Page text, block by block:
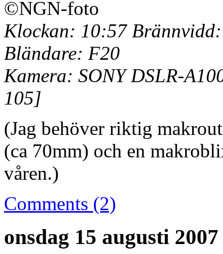
Klockan: 10:57
Bländare: F20
Kamera: SONY DSLR-
105]
(Jag behöver riktig
(ca 70mm) och en
våren.)
Comments (2)
onsdag 15 augusti 2007